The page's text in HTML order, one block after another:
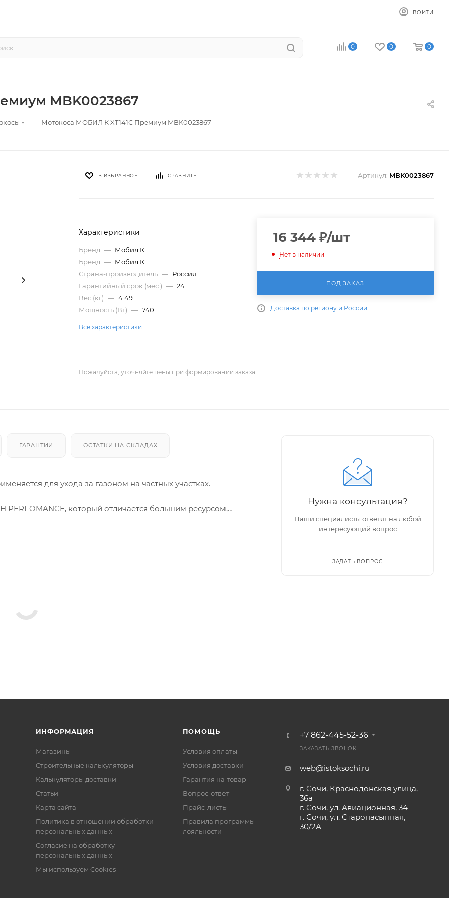
ВОЙТИ
0 0 0
MBK0023867
— Мотокоса МОБИЛ К XT141C Премиум MBK0023867
В ИЗБРАННОЕ СРАВНИТЬ Артикул: MBK0023867
Характеристики
Бренд — Мобил К
Бренд — Мобил К
Страна-производитель — Россия
Гарантийный срок (мес.) — 24
Вес (кг) — 4.49
Мощность (Вт) — 740
Все характеристики
16 344₽/шт
Нет в наличии
ПОД ЗАКАЗ
Доставка по региону и России
Пожалуйста, уточняйте цены при формировании заказа.
ГАРАНТИИ ОСТАТКИ НА СКЛАДАХ
для ухода за газоном на частных участках.
который отличается большим ресурсом,
Нужна консультация?
Наши специалисты ответят на любой
интересующий вопрос
ЗАДАТЬ ВОПРОС
ИНФОРМАЦИЯ
Магазины
Строительные калькуляторы
Калькуляторы доставки
Статьи
Карта сайта
Политика в отношении обработки
персональных данных
Согласие на обработку
персональных данных
Мы используем Cookies
ПОМОЩЬ
Условия оплаты
Условия доставки
Гарантия на товар
Вопрос-ответ
Прайс-листы
Правила программы
лояльности
+7 862-445-52-36
ЗАКАЗАТЬ ЗВОНОК
web@istoksochi.ru
г. Сочи, Краснодонская улица,
36а
г. Сочи, ул. Авиационная, 34
г. Сочи, ул. Старонасыпная,
30/2А